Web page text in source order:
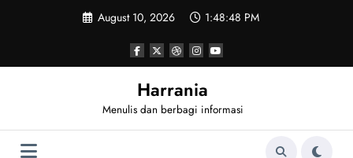
August 10, 2026 1:48:49 PM
Harrania
Menulis dan berbagi informasi